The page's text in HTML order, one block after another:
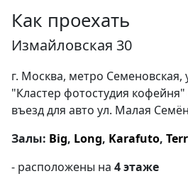
Как проехать
Измайловская 30
г. Москва, метро Семеновская,
"Кластер фотостудия
въезд для авто ул. Малая
Залы: Big, Long, Karafuto,
- расположены на 4 этаже